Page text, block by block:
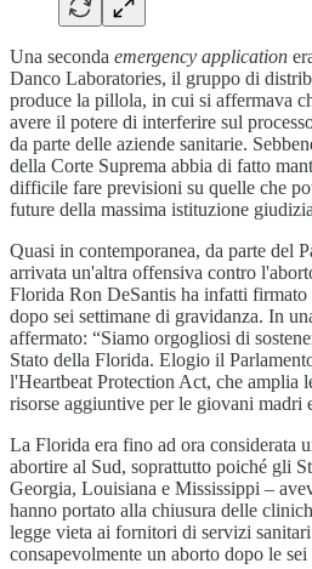
Una seconda emergency application
Danco Laboratories, il gruppo di
produce la pillola, in cui si affermava
avere il potere di interferire sul
da parte delle aziende sanitarie.
della Corte Suprema abbia di fatto
difficile fare previsioni su quelle che
future della massima istituzione
Quasi in contemporanea, da parte del
arrivata un'altra offensiva contro
Florida Ron DeSantis ha infatti
dopo sei settimane di gravidanza. In
affermato: “Siamo orgogliosi di
Stato della Florida. Elogio il
l'Heartbeat Protection Act, che amplia
risorse aggiuntive per le giovani madri
La Florida era fino ad ora considerata
abortire al Sud, soprattutto poiché gli
Georgia, Louisiana e Mississippi –
hanno portato alla chiusura delle
legge vieta ai fornitori di servizi
consapevolmente un aborto dopo le